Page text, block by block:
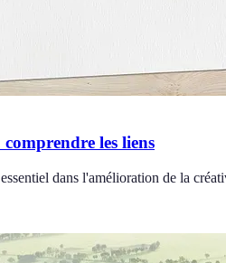
les liens
dans l'amélioration de la